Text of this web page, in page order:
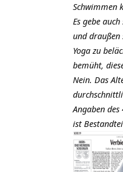
Schwimmen
Es gebe
und draußen
Yoga zu
bemüht,
Nein. Das
Angaben
ist